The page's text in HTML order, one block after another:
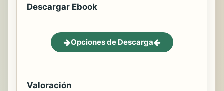
Descargar Ebook
Opciones de Descarga
Valoración